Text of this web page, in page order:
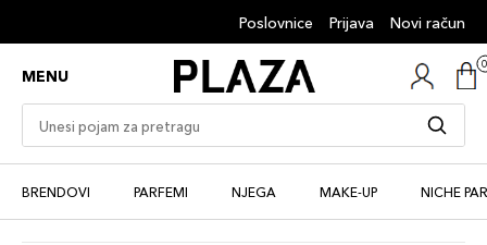
Poslovnice Prijava Novi račun
MENU
BRENDOVI PARFEMI NJEGA MAKE-UP NICHE